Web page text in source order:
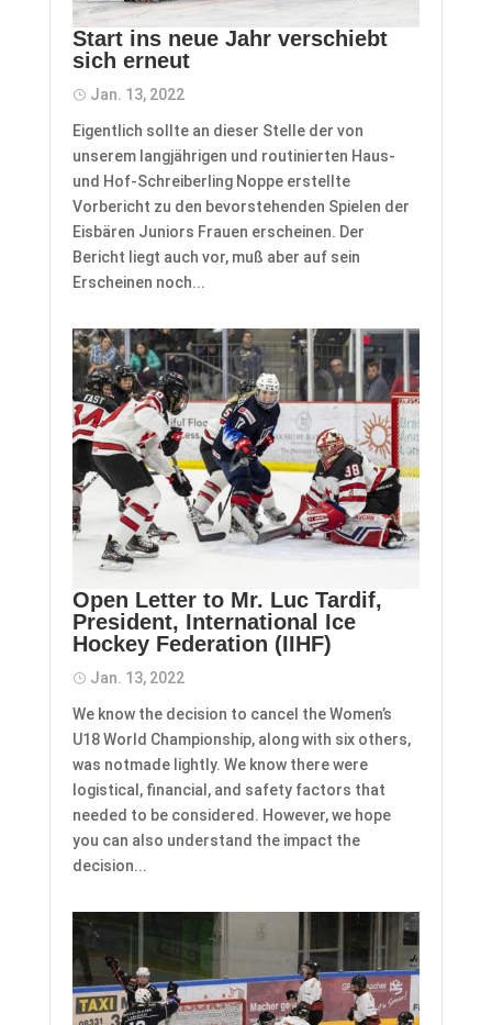
Start ins neue Jahr verschiebt
sich erneut
Jan. 13, 2022
Eigentlich sollte an dieser Stelle der von
unserem langjährigen und routinierten Haus-
und Hof-Schreiberling Noppe erstellte
Vorbericht zu den bevorstehenden Spielen der
Eisbären Juniors Frauen erscheinen. Der
Bericht liegt auch vor, muß aber auf sein
Erscheinen noch...
Open Letter to Mr. Luc Tardif,
President, International Ice
Hockey Federation (IIHF)
Jan. 13, 2022
We know the decision to cancel the Women’s
U18 World Championship, along with six others,
was notmade lightly. We know there were
logistical, financial, and safety factors that
needed to be considered. However, we hope
you can also understand the impact the
decision...